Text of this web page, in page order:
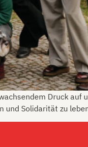
Druck auf
und Solidarität zu